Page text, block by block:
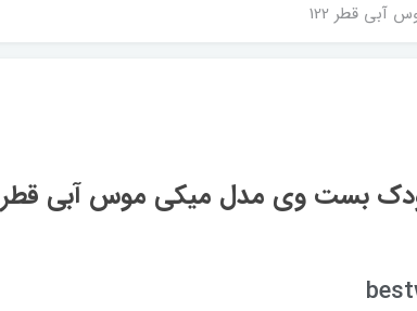
قطر 122
بست وی مدل میکی موس آبی قطر